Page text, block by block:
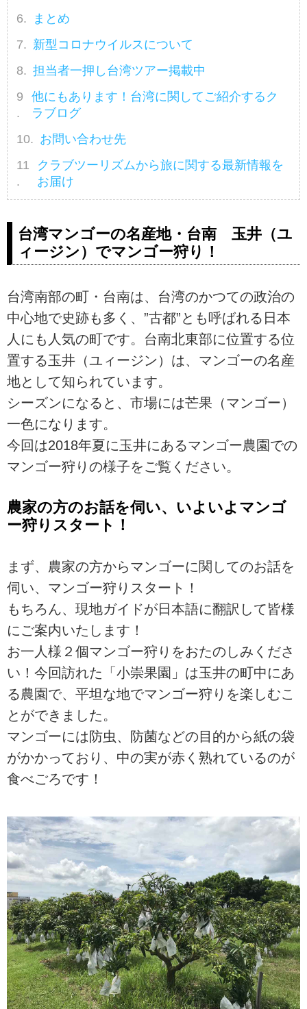
まとめ
新型コロナウイルスについて
担当者一押し台湾ツアー掲載中
他にもあります！台湾に関してご紹介するク
ラブログ
お問い合わせ先
クラブツーリズムから旅に関する最新情報を
お届け
台湾マンゴーの名産地・台南 玉井（ユ
ィージン）でマンゴー狩り！
台湾南部の町・台南は、台湾のかつての政治の
中心地で史跡も多く、”古都”とも呼ばれる日本
人にも人気の町です。台南北東部に位置する位
置する玉井（ユィージン）は、マンゴーの名産
地として知られています。
シーズンになると、市場には芒果（マンゴー）
一色になります。
今回は2018年夏に玉井にあるマンゴー農園での
マンゴー狩りの様子をご覧ください。
農家の方のお話を伺い、いよいよマンゴ
ー狩りスタート！
まず、農家の方からマンゴーに関してのお話を
伺い、マンゴー狩りスタート！
もちろん、現地ガイドが日本語に翻訳して皆様
にご案内いたします！
お一人様２個マンゴー狩りをおたのしみくださ
い！今回訪れた「小崇果園」は玉井の町中にあ
る農園で、平坦な地でマンゴー狩りを楽しむこ
とができました。
マンゴーには防虫、防菌などの目的から紙の袋
がかかっており、中の実が赤く熟れているのが
食べごろです！